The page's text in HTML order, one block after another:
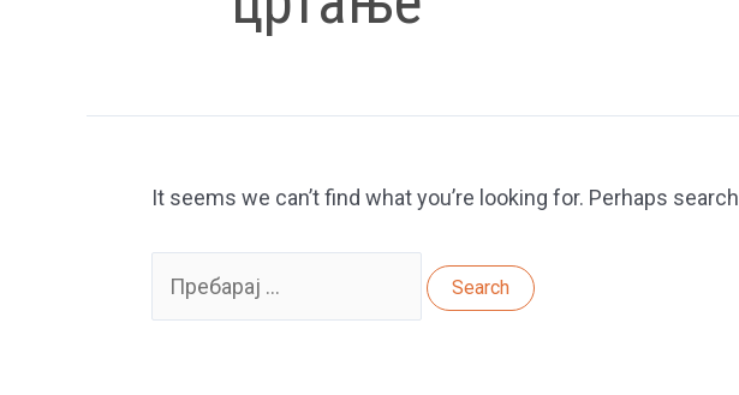
It seems we can’t find what you’re looking for. Perhaps
for: